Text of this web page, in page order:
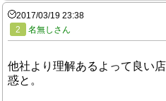
2017/03/19 23:38
2
名無しさん
他社より理解あるよって良い
惑と。